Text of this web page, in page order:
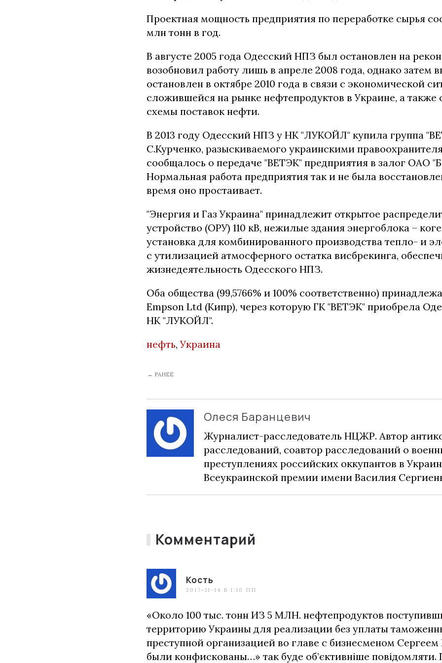
Проектная мощность предприятия по переработке сырья
млн тонн в год.
В августе 2005 года Одесский НПЗ был остановлен на
возобновил работу лишь в апреле 2008 года, однако затем
остановлен в октябре 2010 года в связи с экономической
сложившейся на рынке нефтепродуктов в Украине, а также
схемы поставок нефти.
В 2013 году Одесский НПЗ у НК "ЛУКОЙЛ" купила группа
С.Курченко, разыскиваемого украинскими
сообщалось о передаче "ВЕТЭК" предприятия в залог ОАО
Нормальная работа предприятия так и не была
время оно простаивает.
"Энергия и Газ Украина" принадлежит открытое
устройство (ОРУ) 110 кВ, нежилые здания энергоблока –
установка для комбинированного производства тепло- и
с утилизацией атмосферного остатка висбрекинга,
жизнедеятельность Одесского НПЗ.
Оба общества (99,5766% и 100% соответственно)
Empson Ltd (Кипр), через которую ГК "ВЕТЭК" приобрела
НК "ЛУКОЙЛ".
нефть,Украина
← РАНЕЕ
Олеся Баранцевич
Журналист-расследователь НЦЖР. Автор
расследований, соавтор расследований о
преступлениях российских оккупантов в
Всеукраинской премии имени Василия
Комментарий
Кость
2017-11-14 В 1:10 ПП
«Около 100 тыс. тонн ИЗ 5 МЛН. нефтепродуктов
территорию Украины для реализации без уплаты
преступной организацией во главе с бизнесменом Сергеем
были конфискованы…» так буде об’єктивніше повідомляти.